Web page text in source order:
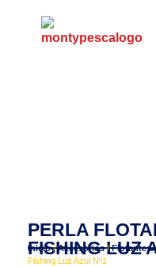
PERLA
FISHING LUZ
Inicio/Accesorios/Flotantes
Fishing Luz Azul Nº1